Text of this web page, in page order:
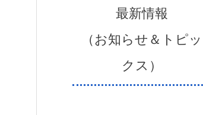
最新情報
（お知らせ＆トピッ
クス）